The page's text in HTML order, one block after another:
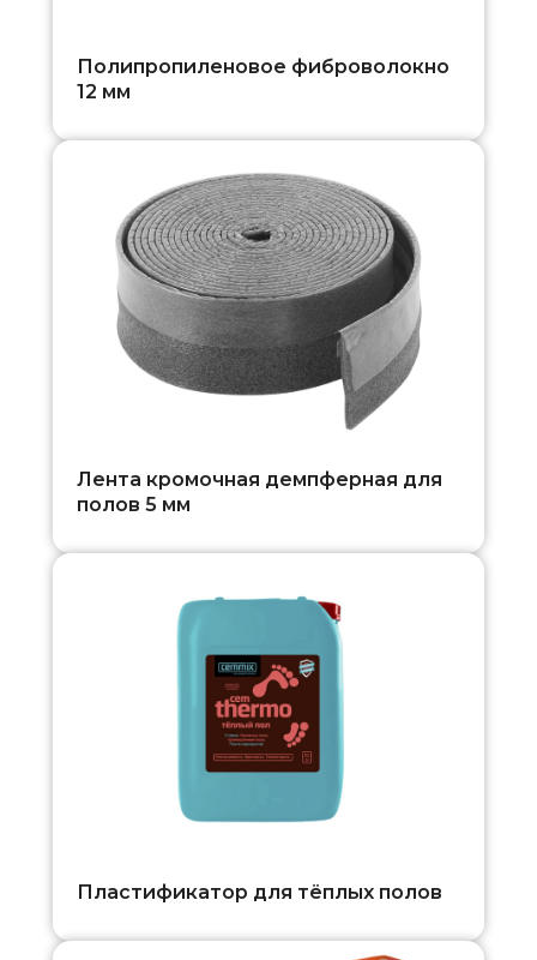
Полипропиленовое фиброволокно
12 мм
Лента кромочная демпферная для
полов 5 мм
Пластификатор для тёплых полов